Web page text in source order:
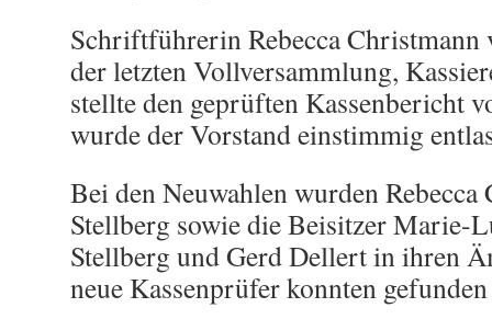
Schriftführerin Rebecca Christmann
der letzten Vollversammlung,
stellte den geprüften Kassenbericht
wurde der Vorstand einstimmig
Bei den Neuwahlen wurden Rebecca
Stellberg sowie die Beisitzer Marie-
Stellberg und Gerd Dellert in ihren
neue Kassenprüfer konnten